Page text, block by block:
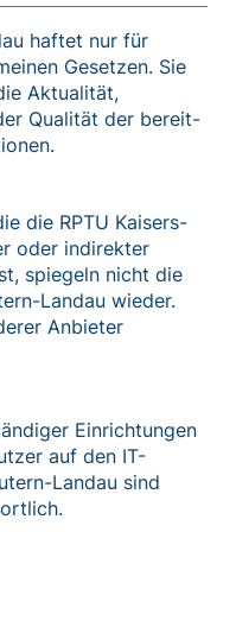
haftet nur für
Gesetzen. Sie
Aktualität,
Qualität der bereit­
die RPTU Kaisers­
oder indirekter
spiegeln nicht die
Landau wieder.
Anbieter
Einrichtungen
auf den IT-
Landau sind